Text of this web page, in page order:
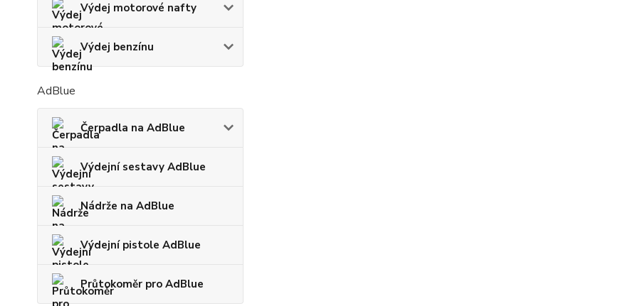
Výdej motorové nafty
Výdej benzínu
AdBlue
Čerpadla na AdBlue
Výdejní sestavy AdBlue
Nádrže na AdBlue
Výdejní pistole AdBlue
Průtokoměr pro AdBlue